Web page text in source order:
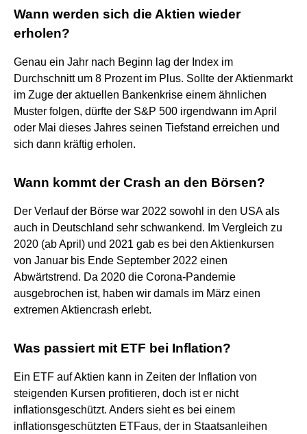
Wann werden sich die Aktien wieder
erholen?
Genau ein Jahr nach Beginn lag der Index im
Durchschnitt um 8 Prozent im Plus. Sollte der Aktienmarkt
im Zuge der aktuellen Bankenkrise einem ähnlichen
Muster folgen, dürfte der S&P 500 irgendwann im April
oder Mai dieses Jahres seinen Tiefstand erreichen und
sich dann kräftig erholen.
Wann kommt der Crash an den Börsen?
Der Verlauf der Börse war 2022 sowohl in den USA als
auch in Deutschland sehr schwankend. Im Vergleich zu
2020 (ab April) und 2021 gab es bei den Aktienkursen
von Januar bis Ende September 2022 einen
Abwärtstrend. Da 2020 die Corona-Pandemie
ausgebrochen ist, haben wir damals im März einen
extremen Aktiencrash erlebt.
Was passiert mit ETF bei Inflation?
Ein ETF auf Aktien kann in Zeiten der Inflation von
steigenden Kursen profitieren, doch ist er nicht
inflationsgeschützt. Anders sieht es bei einem
inflationsgeschützten ETFaus, der in Staatsanleihen